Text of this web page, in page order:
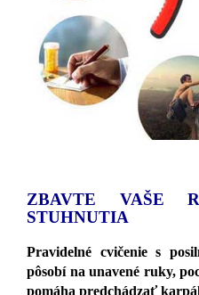
ZBAVTE VAŠE
STUHNUTIA
Pravidelné cvičenie s
pôsobí na unavené ruky,
pomáha predchádzať